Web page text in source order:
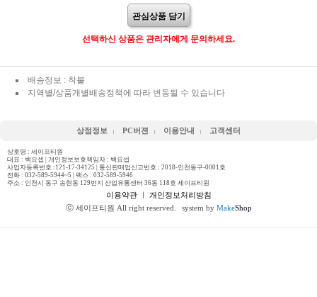
관심상품 담기
선택하신 상품은 관리자에게 문의하세요.
배송정보 : 착불
지역별/상품개별배송정책에 따라 변동될 수 있습니다
상점정보 PC버젼 이용안내 고객센터
상호명 : 세이프티원
대표 : 백요셉 | 개인정보보호책임자 : 백요셉
사업자등록번호 :121-17-34125 | 통신판매업신고번호 : 2018-인천동구-0001호
전화 : 032-589-5944~5 | 팩스 : 032-589-5946
주소 : 인천시 동구 송현동 129번지 산업유통센터 36동 118호 세이프티원
이용약관ㅣ 개인정보처리방침
ⓒ 세이프티원 All right reserved.
system by MakeShop